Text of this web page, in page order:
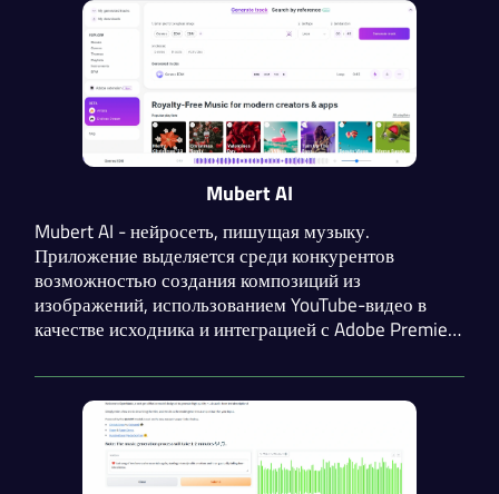
Mubert AI
Mubert AI - нейросеть, пишущая музыку.
Приложение выделяется среди конкурентов
возможностью создания композиций из
изображений, использованием YouTube-видео в
качестве исходника и интеграцией с Adobe Premier
музыку из текстового промпта, настроения, жанра
или активности. Для разработчиков присутствует